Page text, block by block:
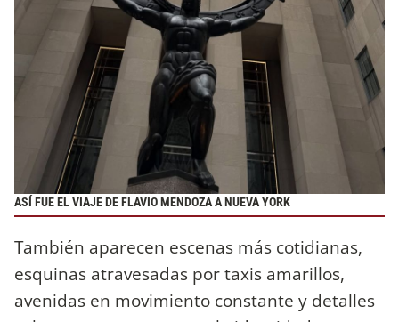
ASÍ FUE EL VIAJE DE FLAVIO MENDOZA A NUEVA YORK
También aparecen escenas más cotidianas,
esquinas atravesadas por taxis amarillos,
avenidas en movimiento constante y detalles